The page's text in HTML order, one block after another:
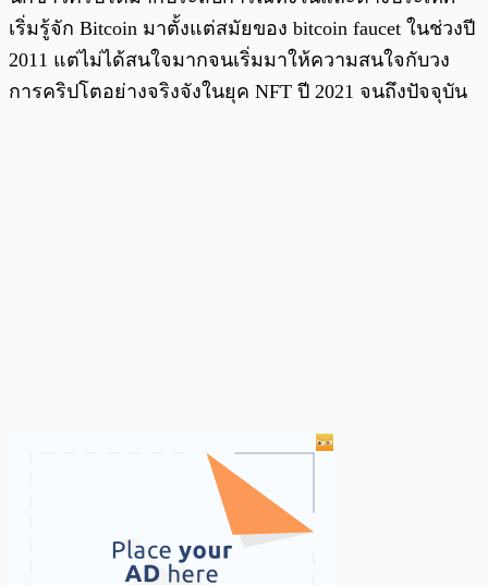
เริ่มรู้จัก Bitcoin มาตั้งแต่สมัยของ bitcoin faucet ในช่วงปี
2011 แต่ไม่ได้สนใจมากจนเริ่มมาให้ความสนใจกับวง
การคริปโตอย่างจริงจังในยุค NFT ปี 2021 จนถึงปัจจุบัน